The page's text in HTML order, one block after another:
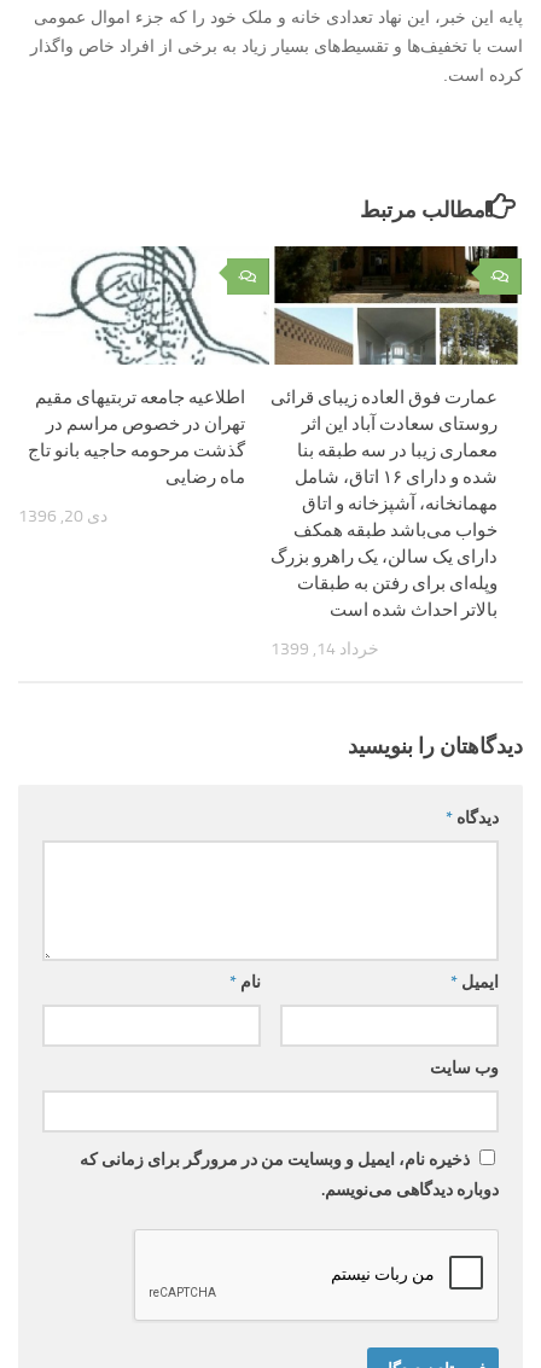
پایه این خبر، این نهاد تعدادی خانه و ملک خود را که جزء اموال عمومی
است با تخفیف‌ها و تقسیط‌های بسیار زیاد به برخی از افراد خاص واگذار
کرده است.
مطالب مرتبط
۰
اطلاعیه جامعه تربتیهای مقیم
تهران در خصوص مراسم در
گذشت مرحومه حاجیه بانو تاج
ماه رضایی
دی 20, 1396
۰
عمارت فوق العاده زیبای قرائی
روستای سعادت آباد این اثر
معماری زیبا در سه طبقه بنا
شده و دارای ۱۶ اتاق، شامل
مهمانخانه، آشپزخانه و اتاق
خواب می‌باشد طبقه همکف
دارای یک سالن، یک راهرو بزرگ
وپله‌ای برای رفتن به طبقات
بالاتر احداث شده است
خرداد 14, 1399
دیدگاهتان را بنویسید
دیدگاه *
نام * ایمیل *
وب‌ سایت
ذخیره نام، ایمیل و وبسایت من در مرورگر برای زمانی که
دوباره دیدگاهی می‌نویسم.